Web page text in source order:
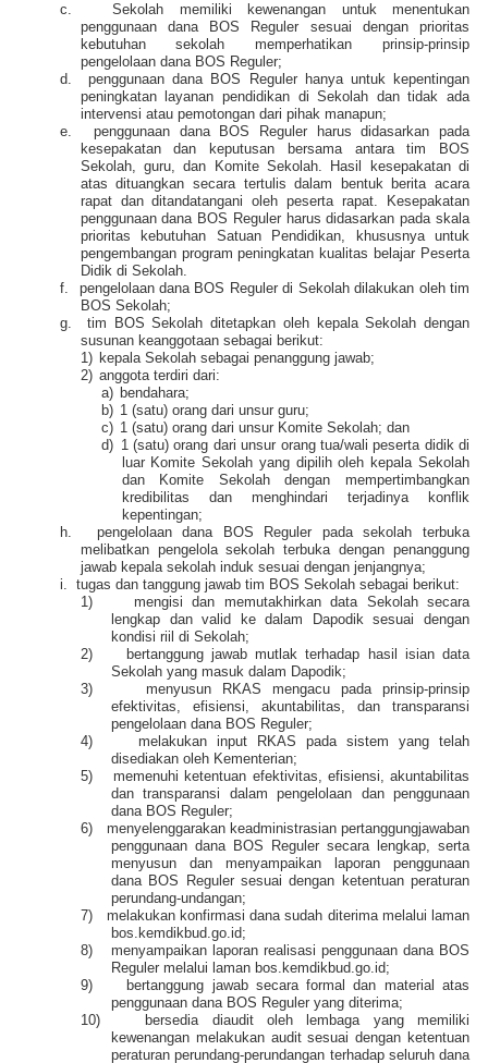
c.
Sekolah memiliki kewenangan untuk menentukan
penggunaan dana BOS Reguler sesuai dengan prioritas
kebutuhan sekolah memperhatikan prinsip-prinsip
pengelolaan dana BOS Reguler;
d.
penggunaan dana BOS Reguler hanya untuk kepentingan
peningkatan layanan pendidikan di Sekolah dan tidak ada
intervensi atau pemotongan dari pihak manapun;
e.
penggunaan dana BOS Reguler harus didasarkan pada
kesepakatan dan keputusan bersama antara tim BOS
Sekolah, guru, dan Komite Sekolah. Hasil kesepakatan di
atas dituangkan secara tertulis dalam bentuk berita acara
rapat dan ditandatangani oleh peserta rapat. Kesepakatan
penggunaan dana BOS Reguler harus didasarkan pada skala
prioritas kebutuhan Satuan Pendidikan, khususnya untuk
pengembangan program peningkatan kualitas belajar Peserta
Didik di Sekolah.
f.
pengelolaan dana BOS Reguler di Sekolah dilakukan oleh tim
BOS Sekolah;
g.
tim BOS Sekolah ditetapkan oleh kepala Sekolah dengan
susunan keanggotaan sebagai berikut:
1) kepala Sekolah sebagai penanggung jawab;
2) anggota terdiri dari:
a) bendahara;
b) 1 (satu) orang dari unsur guru;
c) 1 (satu) orang dari unsur Komite Sekolah; dan
d) 1 (satu) orang dari unsur orang tua/wali peserta didik di
luar Komite Sekolah yang dipilih oleh kepala Sekolah
dan Komite Sekolah dengan mempertimbangkan
kredibilitas dan menghindari terjadinya konflik
kepentingan;
h.
pengelolaan dana BOS Reguler pada sekolah terbuka
melibatkan pengelola sekolah terbuka dengan penanggung
jawab kepala sekolah induk sesuai dengan jenjangnya;
i.
tugas dan tanggung jawab tim BOS Sekolah sebagai berikut:
1)
mengisi dan memutakhirkan data Sekolah secara
lengkap dan valid ke dalam Dapodik sesuai dengan
kondisi riil di Sekolah;
2)
bertanggung jawab mutlak terhadap hasil isian data
Sekolah yang masuk dalam Dapodik;
3)
menyusun RKAS mengacu pada prinsip-prinsip
efektivitas, efisiensi, akuntabilitas, dan transparansi
pengelolaan dana BOS Reguler;
4)
melakukan input RKAS pada sistem yang telah
disediakan oleh Kementerian;
5)
memenuhi ketentuan efektivitas, efisiensi, akuntabilitas
dan transparansi dalam pengelolaan dan penggunaan
dana BOS Reguler;
6)
menyelenggarakan keadministrasian pertanggungjawaban
penggunaan dana BOS Reguler secara lengkap, serta
menyusun dan menyampaikan laporan penggunaan
dana BOS Reguler sesuai dengan ketentuan peraturan
perundang-undangan;
7)
melakukan konfirmasi dana sudah diterima melalui laman
bos.kemdikbud.go.id;
8)
menyampaikan laporan realisasi penggunaan dana BOS
Reguler melalui laman bos.kemdikbud.go.id;
9)
bertanggung jawab secara formal dan material atas
penggunaan dana BOS Reguler yang diterima;
10)
bersedia diaudit oleh lembaga yang memiliki
kewenangan melakukan audit sesuai dengan ketentuan
peraturan perundang-perundangan terhadap seluruh dana